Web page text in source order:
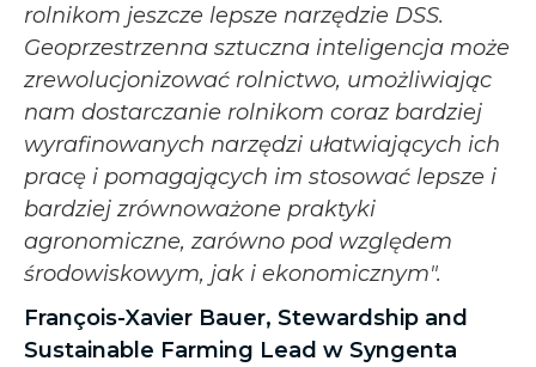
rolnikom jeszcze lepsze narzędzie DSS.
Geoprzestrzenna sztuczna inteligencja może
zrewolucjonizować rolnictwo, umożliwiając
nam dostarczanie rolnikom coraz bardziej
wyrafinowanych narzędzi ułatwiających ich
pracę i pomagających im stosować lepsze i
bardziej zrównoważone praktyki
agronomiczne, zarówno pod względem
środowiskowym, jak i ekonomicznym".
François-Xavier Bauer, Stewardship and
Sustainable Farming Lead w Syngenta